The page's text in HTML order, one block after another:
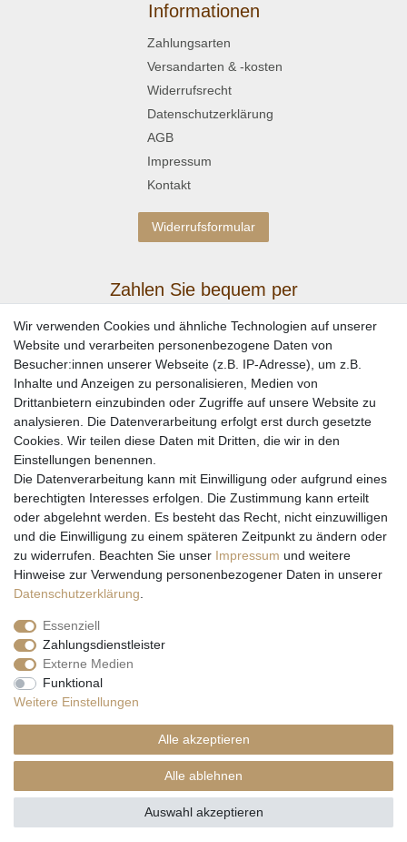
Informationen
Zahlungsarten
Versandarten & -kosten
Widerrufsrecht
Datenschutzerklärung
AGB
Impressum
Kontakt
Widerrufsformular
Zahlen Sie bequem per
Wir versenden mit
* Alle Preise inkl. gesetzl. Mehrwertsteuer zzgl. Versandkosten und ggf.
Nachnahmegebühren, wenn nicht anders beschrieben
Länder
hier
© Copyright 2026 Natur & Trendshop. Alle Rechte vorbehalten.
Wir verwenden Cookies und ähnliche Technologien auf unserer
Website und verarbeiten personenbezogene Daten von
Besucher:innen unserer Webseite (z.B. IP-Adresse), um z.B.
Inhalte und Anzeigen zu personalisieren, Medien von
Drittanbietern einzubinden oder Zugriffe auf unsere Website zu
analysieren. Die Datenverarbeitung erfolgt erst durch gesetzte
Cookies. Wir teilen diese Daten mit Dritten, die wir in den
Einstellungen benennen.
Die Datenverarbeitung kann mit Einwilligung oder aufgrund eines
berechtigten Interesses erfolgen. Die Zustimmung kann erteilt
oder abgelehnt werden. Es besteht das Recht, nicht einzuwilligen
und die Einwilligung zu einem späteren Zeitpunkt zu ändern oder
zu widerrufen. Beachten Sie unser Impressum und weitere
Hinweise zur Verwendung personenbezogener Daten in unserer
Daten­schutz­erklärung
Essenziell
Zahlungsdienstleister
Externe Medien
Funktional
Weitere Einstellungen
Alle akzeptieren
Alle ablehnen
Auswahl akzeptieren